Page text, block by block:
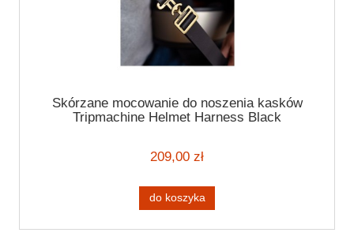
Skórzane mocowanie do noszenia kasków
Tripmachine Helmet Harness Black
209,00 zł
do koszyka